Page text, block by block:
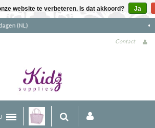
Gratis verzending boven €90 (NL)
Contact
website te verbeteren. Is dat akkoord? Ja